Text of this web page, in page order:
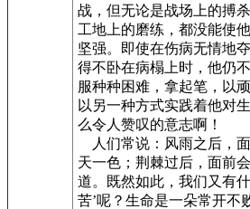
战，但无论是战场上的搏
工地上的磨练，都没能使
坚强。即使在伤病无情地
得不卧在病榻上时，他仍
服种种困难，拿起笔，以
以另一种方式实践着他对
么令人赞叹的意志啊！
人们常说：风雨之后，
天一色；荆棘过后，面前
道。既然如此，我们又有
苦’呢？生命是一朵常开不